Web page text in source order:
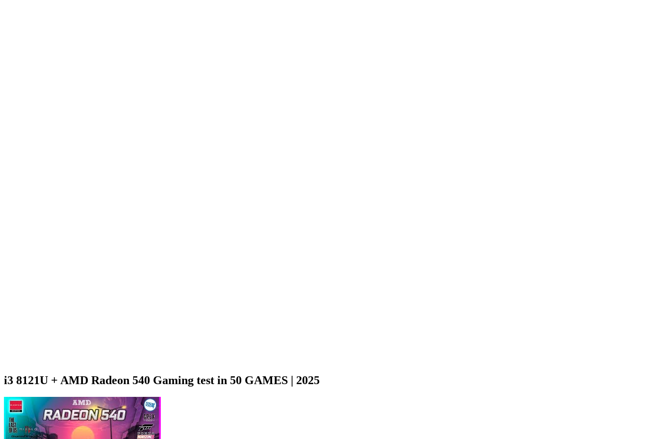
i3 8121U + AMD Radeon 540 Gaming test in 50 GAMES | 2025